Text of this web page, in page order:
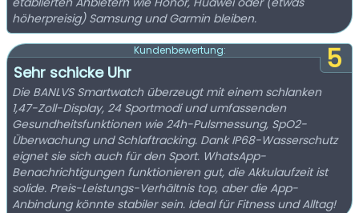
höherpreisig) Samsung und Garmin bleiben.
5
Kundenbewertung:
Sehr schicke Uhr
Die BANLVS Smartwatch überzeugt mit einem schlanken
1,47-Zoll-Display, 24 Sportmodi und umfassenden
Gesundheitsfunktionen wie 24h-Pulsmessung, SpO2-
Überwachung und Schlaftracking. Dank IP68-Wasserschutz
eignet sie sich auch für den Sport. WhatsApp-
Benachrichtigungen funktionieren gut, die Akkulaufzeit ist
solide. Preis-Leistungs-Verhältnis top, aber die App-
Anbindung könnte stabiler sein. Ideal für Fitness und Alltag!